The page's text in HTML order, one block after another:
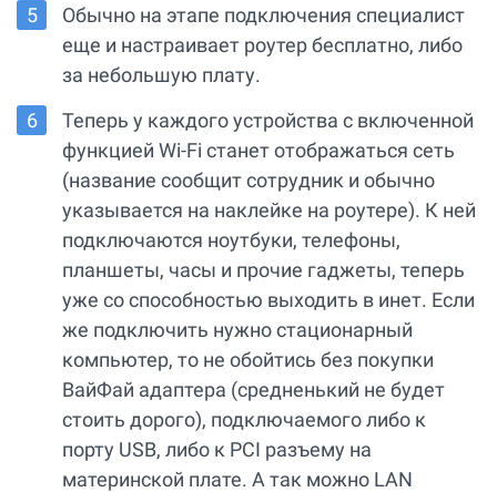
Обычно на этапе подключения специалист
еще и настраивает роутер бесплатно, либо
за небольшую плату.
Теперь у каждого устройства с включенной
функцией Wi-Fi станет отображаться сеть
(название сообщит сотрудник и обычно
указывается на наклейке на роутере). К ней
подключаются ноутбуки, телефоны,
планшеты, часы и прочие гаджеты, теперь
уже со способностью выходить в инет. Если
же подключить нужно стационарный
компьютер, то не обойтись без покупки
ВайФай адаптера (средненький не будет
стоить дорого), подключаемого либо к
порту USB, либо к PCI разъему на
материнской плате. А так можно LAN